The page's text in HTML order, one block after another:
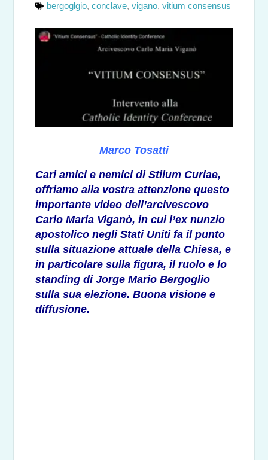
bergoglgio, conclave, vigano, vitium consensus
Marco Tosatti
Cari amici e nemici di Stilum Curiae,
offriamo alla vostra attenzione questo
importante video dell’arcivescovo
Carlo Maria Viganò, in cui l’ex nunzio
apostolico negli Stati Uniti fa il punto
sulla situazione attuale della Chiesa, e
in particolare sulla figura, il ruolo e lo
standing di Jorge Mario Bergoglio
sulla sua elezione. Buona visione e
diffusione.